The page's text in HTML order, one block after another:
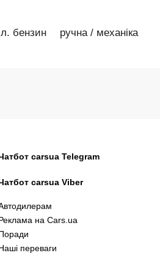
бензин ручна / механіка
carsua Telegram
carsua Viber
на Cars.ua
переваги